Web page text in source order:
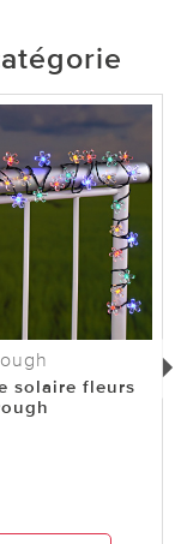
solaire fleurs